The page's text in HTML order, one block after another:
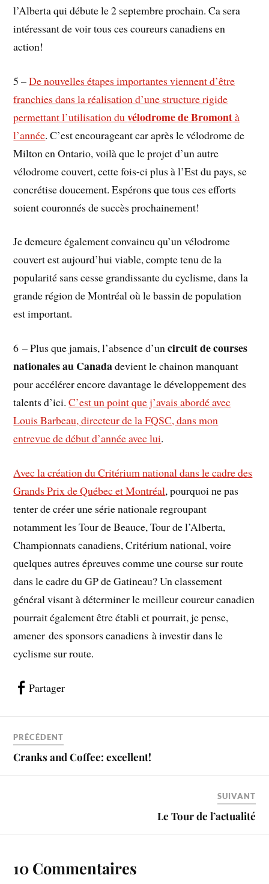
l’Alberta qui débute le 2 septembre prochain. Ca sera
intéressant de voir tous ces coureurs canadiens en
action!
5 –De nouvelles étapes importantes viennent d’être
franchies dans la réalisation d’une structure rigide
permettant l’utilisation duvélodrome de Bromontà
l’année. C’est encourageant car après le vélodrome de
Milton en Ontario, voilà que le projet d’un autre
vélodrome couvert, cette fois-ci plus à l’Est du pays, se
concrétise doucement. Espérons que tous ces efforts
soient couronnés de succès prochainement!
Je demeure également convaincu qu’un vélodrome
couvert est aujourd’hui viable, compte tenu de la
popularité sans cesse grandissante du cyclisme, dans la
grande région de Montréal où le bassin de population
est important.
6 – Plus que jamais, l’absence d’uncircuit de courses
nationales au Canadadevient le chainon manquant
pour accélérer encore davantage le développement des
talents d’ici.C’est un point que j’avais abordé avec
Louis Barbeau, directeur de la FQSC, dans mon
entrevue de début d’année avec lui.
Avec la création du Critérium national dans le cadre des
Grands Prix de Québec et Montréal, pourquoi ne pas
tenter de créer une série nationale regroupant
notamment les Tour de Beauce, Tour de l’Alberta,
Championnats canadiens, Critérium national, voire
quelques autres épreuves comme une course sur route
dans le cadre du GP de Gatineau? Un classement
général visant à déterminer le meilleur coureur canadien
pourrait également être établi et pourrait, je pense,
amener des sponsors canadiens à investir dans le
cyclisme sur route.
Partager
PRÉCÉDENT
Cranks and Coffee: excellent!
SUIVANT
Le Tour de l’actualité
10 Commentaires